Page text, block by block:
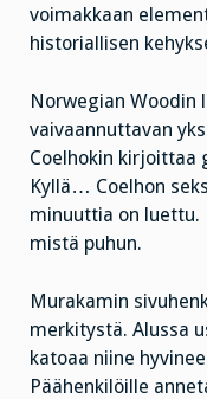
voimakkaan
historiallisen
Norwegian Woodin
vaivaannuttavan
Coelhokin kirjoittaa
Kyllä… Coelhon
minuuttia on luettu.
mistä puhun.
Murakamin
merkitystä. Alussa
katoaa niine
Päähenkilöille